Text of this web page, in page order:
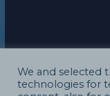
We and selected
technologies for